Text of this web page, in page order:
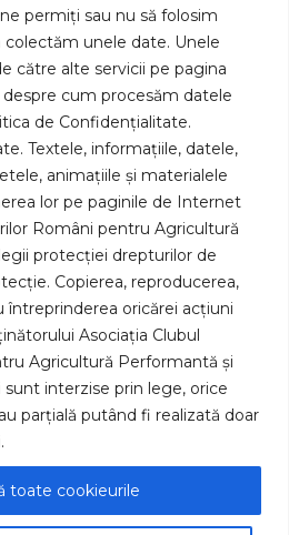
permiți sau nu să folosim
colectăm unele date. Unele
către alte servicii pe pagina
cum procesăm datele
de Confidențialitate.
Textele, informațiile, datele,
animațiile și materialele
lor pe paginile de Internet
Români pentru Agricultură
protecției drepturilor de
Copierea, reproducerea,
întreprinderea oricărei acțiuni
Asociația Clubul
Agricultură Performantă și
interzise prin lege, orice
parțială putând fi realizată doar
toate cookieurile
companie
BAAR
999 924
intermediate
clienti
AFIR
GDPR
Contact